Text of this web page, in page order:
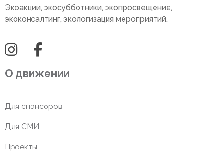
Экоакции, экосубботники, экопросвещение,
экоконсалтинг, экологизация мероприятий.
О движении
Для спонсоров
Для СМИ
Проекты